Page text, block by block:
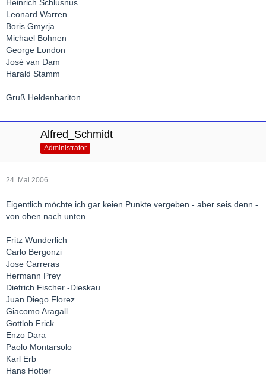
Heinrich Schlusnus
Leonard Warren
Boris Gmyrja
Michael Bohnen
George London
José van Dam
Harald Stamm
Gruß Heldenbariton
Alfred_Schmidt
Administrator
24. Mai 2006
Eigentlich möchte ich gar keien Punkte vergeben - aber seis denn -
von oben nach unten
Fritz Wunderlich
Carlo Bergonzi
Jose Carreras
Hermann Prey
Dietrich Fischer -Dieskau
Juan Diego Florez
Giacomo Aragall
Gottlob Frick
Enzo Dara
Paolo Montarsolo
Karl Erb
Hans Hotter